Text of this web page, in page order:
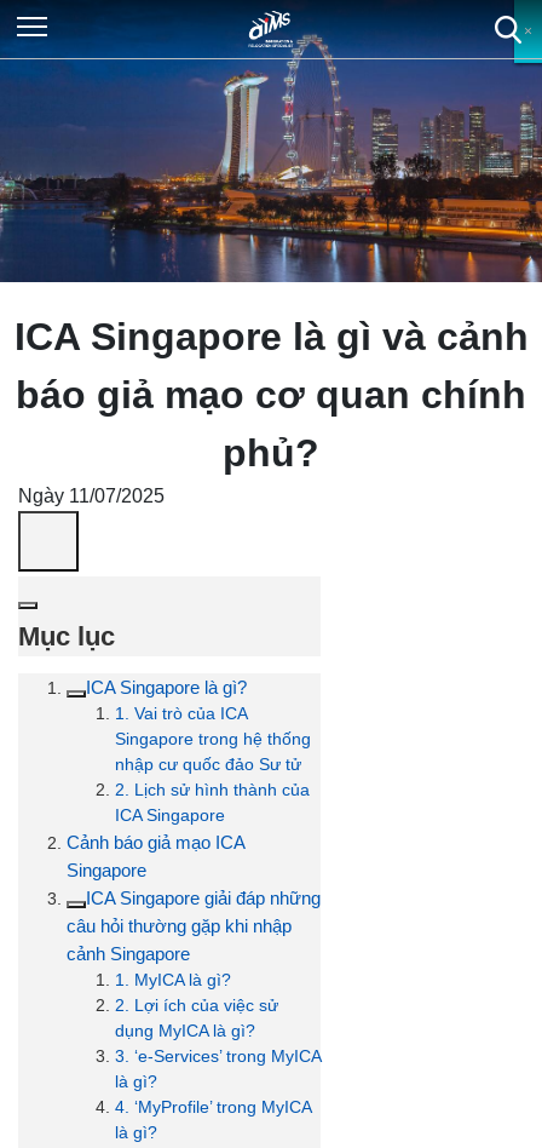
ICA Singapore là gì và cảnh
báo giả mạo cơ quan chính
phủ?
Ngày 11/07/2025
Mục lục
ICA Singapore là gì?
1. Vai trò của ICA
Singapore trong hệ thống
nhập cư quốc đảo Sư tử
2. Lịch sử hình thành của
ICA Singapore
Cảnh báo giả mạo ICA
Singapore
ICA Singapore giải đáp những
câu hỏi thường gặp khi nhập
cảnh Singapore
1. MyICA là gì?
2. Lợi ích của việc sử
dụng MyICA là gì?
3. ‘e-Services’ trong MyICA
là gì?
4. ‘MyProfile’ trong MyICA
là gì?
×
×
×
×